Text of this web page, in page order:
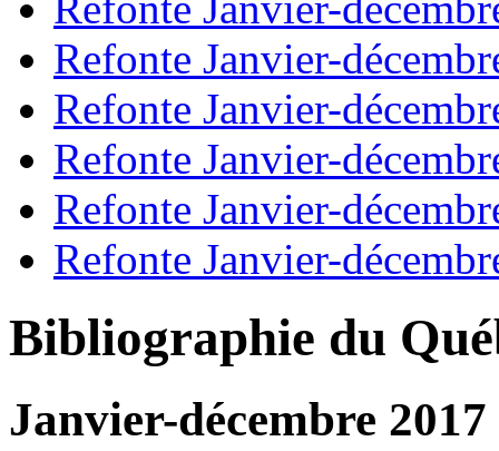
Refonte Janvier-
Refonte Janvier-
Refonte Janvier-
Refonte Janvier-
Refonte Janvier-
Bibliographie du
Janvier-décembre 2017